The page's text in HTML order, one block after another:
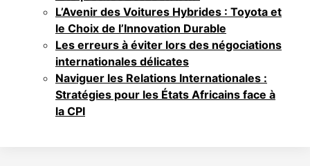
L’Avenir des Voitures Hybrides : Toyota et
le Choix de l’Innovation Durable
Les erreurs à éviter lors des négociations
internationales délicates
Naviguer les Relations Internationales :
Stratégies pour les États Africains face à
la CPI